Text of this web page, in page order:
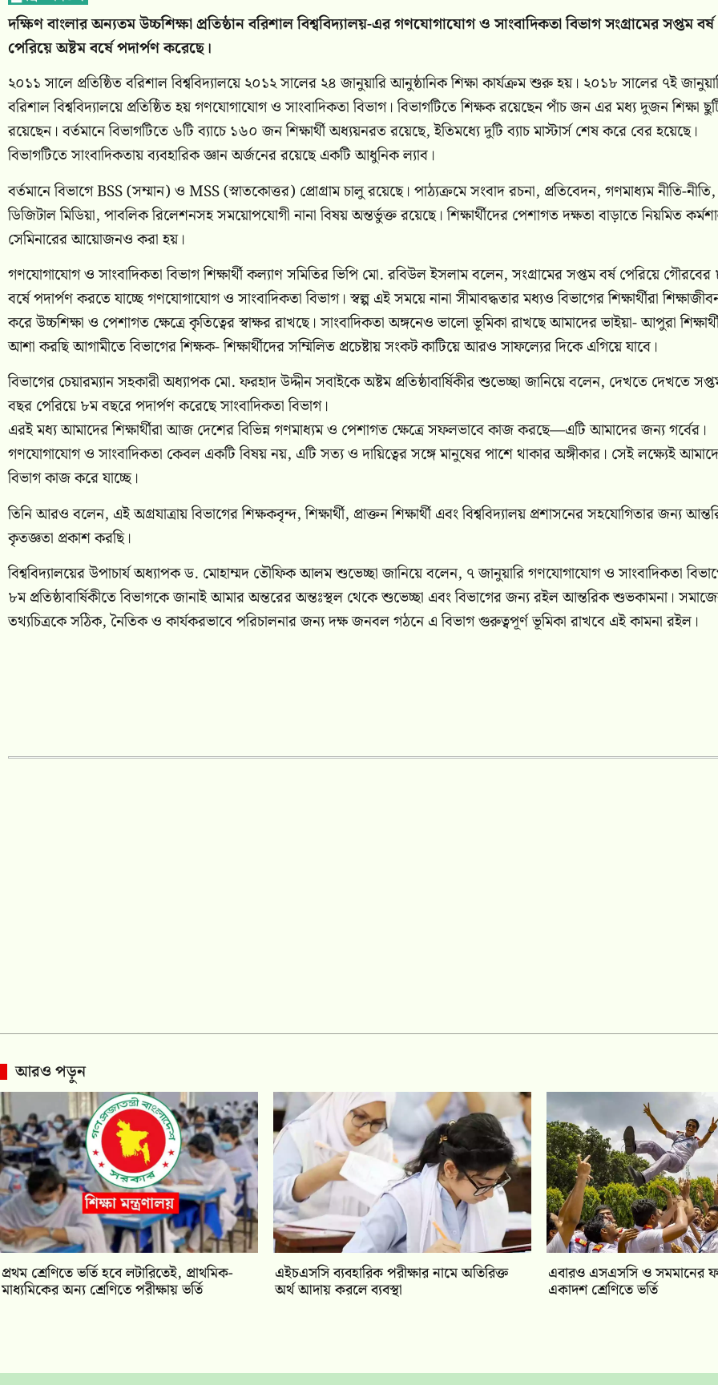
দক্ষিণ বাংলার অন্যতম উচ্চশিক্ষা প্রতিষ্ঠান বরিশাল বিশ্ববিদ্যালয়-এর গণযোগাযোগ ও সাংবাদিকতা বিভাগ সংগ্রামের সপ্তম বর্ষ
পেরিয়ে অষ্টম বর্ষে পদার্পণ করেছে।
২০১১ সালে প্রতিষ্ঠিত বরিশাল বিশ্ববিদ্যালয়ে ২০১২ সালের ২৪ জানুয়ারি আনুষ্ঠানিক শিক্ষা কার্যক্রম শুরু হয়। ২০১৮ সালের ৭ই
বরিশাল বিশ্ববিদ্যালয়ে প্রতিষ্ঠিত হয় গণযোগাযোগ ও সাংবাদিকতা বিভাগ। বিভাগটিতে শিক্ষক রয়েছেন পাঁচ জন এর মধ্য দুজন শিক্ষা
রয়েছেন। বর্তমানে বিভাগটিতে ৬টি ব্যাচে ১৬০ জন শিক্ষার্থী অধ্যয়নরত রয়েছে, ইতিমধ্যে দুটি ব্যাচ মাস্টার্স শেষ করে বের হয়েছে।
বিভাগটিতে সাংবাদিকতায় ব্যবহারিক জ্ঞান অর্জনের রয়েছে একটি আধুনিক ল্যাব।
বর্তমানে বিভাগে BSS (সম্মান) ও MSS (স্নাতকোত্তর) প্রোগ্রাম চালু রয়েছে। পাঠ্যক্রমে সংবাদ রচনা, প্রতিবেদন, গণমাধ্যম নীতি-নীতি,
ডিজিটাল মিডিয়া, পাবলিক রিলেশনসহ সময়োপযোগী নানা বিষয় অন্তর্ভুক্ত রয়েছে। শিক্ষার্থীদের পেশাগত দক্ষতা বাড়াতে নিয়মিত
সেমিনারের আয়োজনও করা হয়।
গণযোগাযোগ ও সাংবাদিকতা বিভাগ শিক্ষার্থী কল্যাণ সমিতির ভিপি মো. রবিউল ইসলাম বলেন, সংগ্রামের সপ্তম বর্ষ পেরিয়ে
বর্ষে পদার্পণ করতে যাচ্ছে গণযোগাযোগ ও সাংবাদিকতা বিভাগ। স্বল্প এই সময়ে নানা সীমাবদ্ধতার মধ্যও বিভাগের শিক্ষার্থীরা
করে উচ্চশিক্ষা ও পেশাগত ক্ষেত্রে কৃতিত্বের স্বাক্ষর রাখছে। সাংবাদিকতা অঙ্গনেও ভালো ভূমিকা রাখছে আমাদের ভাইয়া- আপুরা
আশা করছি আগামীতে বিভাগের শিক্ষক- শিক্ষার্থীদের সম্মিলিত প্রচেষ্টায় সংকট কাটিয়ে আরও সাফল্যের দিকে এগিয়ে যাবে।
বিভাগের চেয়ারম্যান সহকারী অধ্যাপক মো. ফরহাদ উদ্দীন সবাইকে অষ্টম প্রতিষ্ঠাবার্ষিকীর শুভেচ্ছা জানিয়ে বলেন, দেখতে দেখতে
বছর পেরিয়ে ৮ম বছরে পদার্পণ করেছে সাংবাদিকতা বিভাগ।
এরই মধ্য আমাদের শিক্ষার্থীরা আজ দেশের বিভিন্ন গণমাধ্যম ও পেশাগত ক্ষেত্রে সফলভাবে কাজ করছে—এটি আমাদের জন্য গর্বের।
গণযোগাযোগ ও সাংবাদিকতা কেবল একটি বিষয় নয়, এটি সত্য ও দায়িত্বের সঙ্গে মানুষের পাশে থাকার অঙ্গীকার। সেই লক্ষ্যেই
বিভাগ কাজ করে যাচ্ছে।
তিনি আরও বলেন, এই অগ্রযাত্রায় বিভাগের শিক্ষকবৃন্দ, শিক্ষার্থী, প্রাক্তন শিক্ষার্থী এবং বিশ্ববিদ্যালয় প্রশাসনের সহযোগিতার জন্য
কৃতজ্ঞতা প্রকাশ করছি।
বিশ্ববিদ্যালয়ের উপাচার্য অধ্যাপক ড. মোহাম্মদ তৌফিক আলম শুভেচ্ছা জানিয়ে বলেন, ৭ জানুয়ারি গণযোগাযোগ ও সাংবাদিকতা
৮ম প্রতিষ্ঠাবার্ষিকীতে বিভাগকে জানাই আমার অন্তরের অন্তঃস্থল থেকে শুভেচ্ছা এবং বিভাগের জন্য রইল আন্তরিক শুভকামনা।
তথ্যচিত্রকে সঠিক, নৈতিক ও কার্যকরভাবে পরিচালনার জন্য দক্ষ জনবল গঠনে এ বিভাগ গুরুত্বপূর্ণ ভূমিকা রাখবে এই কামনা রইল।
আরও পড়ুন
প্রথম শ্রেণিতে ভর্তি হবে লটারিতেই, প্রাথমিক-
মাধ্যমিকের অন্য শ্রেণিতে পরীক্ষায় ভর্তি
এইচএসসি ব্যবহারিক পরীক্ষার নামে অতিরিক্ত
অর্থ আদায় করলে ব্যবস্থা
‎এবারও এসএসসি ও সমমানের
একাদশ শ্রেণিতে ভর্তি